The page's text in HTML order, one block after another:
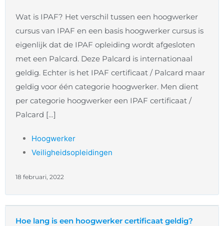
Wat is IPAF? Het verschil tussen een hoogwerker
cursus van IPAF en een basis hoogwerker cursus is
eigenlijk dat de IPAF opleiding wordt afgesloten
met een Palcard. Deze Palcard is internationaal
geldig. Echter is het IPAF certificaat / Palcard maar
geldig voor één categorie hoogwerker. Men dient
per categorie hoogwerker een IPAF certificaat /
Palcard […]
Hoogwerker
Veiligheidsopleidingen
18 februari, 2022
Hoe lang is een hoogwerker certificaat geldig?